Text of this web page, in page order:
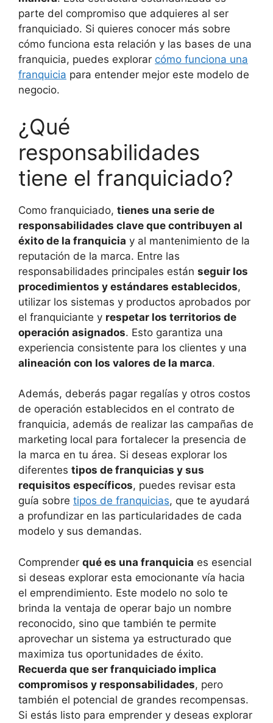
parte del compromiso que adquieres al ser
franquiciado. Si quieres conocer más sobre
cómo funciona esta relación y las bases de una
franquicia, puedes explorar cómo funciona una
franquicia para entender mejor este modelo de
negocio.
¿Qué
responsabilidades
tiene el franquiciado?
Como franquiciado, tienes una serie de
responsabilidades clave que contribuyen al
éxito de la franquicia y al mantenimiento de la
reputación de la marca. Entre las
responsabilidades principales están seguir los
procedimientos y estándares establecidos,
utilizar los sistemas y productos aprobados por
el franquiciante y respetar los territorios de
operación asignados. Esto garantiza una
experiencia consistente para los clientes y una
alineación con los valores de la marca.
Además, deberás pagar regalías y otros costos
de operación establecidos en el contrato de
franquicia, además de realizar las campañas de
marketing local para fortalecer la presencia de
la marca en tu área. Si deseas explorar los
diferentes tipos de franquicias y sus
requisitos específicos, puedes revisar esta
guía sobre tipos de franquicias, que te ayudará
a profundizar en las particularidades de cada
modelo y sus demandas.
Comprender qué es una franquicia es esencial
si deseas explorar esta emocionante vía hacia
el emprendimiento. Este modelo no solo te
brinda la ventaja de operar bajo un nombre
reconocido, sino que también te permite
aprovechar un sistema ya estructurado que
maximiza tus oportunidades de éxito.
Recuerda que ser franquiciado implica
compromisos y responsabilidades, pero
también el potencial de grandes recompensas.
Si estás listo para emprender y deseas explorar